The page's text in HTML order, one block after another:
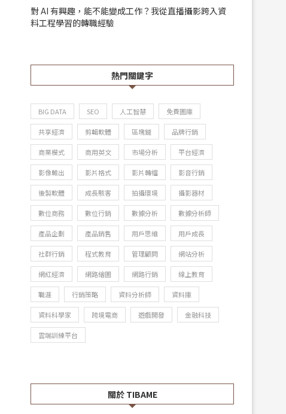
對 AI 有興趣，能不能變成工作？我從直播攝影跨入資
料工程學習的轉職經驗
熱門關鍵字
BIG DATA SEO 人工智慧 免費圖庫
共享經濟 剪輯軟體 區塊鏈 品牌行銷
商業模式 商用英文 市場分析 平台經濟
影像輸出 影片格式 影片轉檔 影音行銷
後製軟體 成長駭客 拍攝環境 攝影器材
數位商務 數位行銷 數據分析 數據分析師
產品企劃 產品銷售 用戶思維 用戶成長
社群行銷 程式教育 管理顧問 網站分析
網紅經濟 網路繪圖 網路行銷 線上教育
職涯 行銷策略 資料分析師 資料庫
資料科學家 跨境電商 遊戲開發 金融科技
雲端訓練平台
關於 TIBAME